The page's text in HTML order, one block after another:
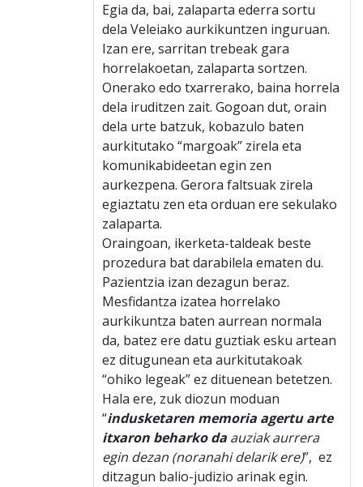
Egia da, bai, zalaparta ederra sortu
dela Veleiako aurkikuntzen inguruan.
Izan ere, sarritan trebeak gara
horrelakoetan, zalaparta sortzen.
Onerako edo txarrerako, baina horrela
dela iruditzen zait. Gogoan dut, orain
dela urte batzuk, kobazulo baten
aurkitutako “margoak” zirela eta
komunikabideetan egin zen
aurkezpena. Gerora faltsuak zirela
egiaztatu zen eta orduan ere sekulako
zalaparta.
Oraingoan, ikerketa-taldeak beste
prozedura bat darabilela ematen du.
Pazientzia izan dezagun beraz.
Mesfidantza izatea horrelako
aurkikuntza baten aurrean normala
da, batez ere datu guztiak esku artean
ez ditugunean eta aurkitutakoak
“ohiko legeak” ez dituenean betetzen.
Hala ere, zuk diozun moduan
“indusketaren memoria agertu arte
itxaron beharko da auziak aurrera
egin dezan (noranahi delarik ere)”, ez
ditzagun balio-judizio arinak egin.